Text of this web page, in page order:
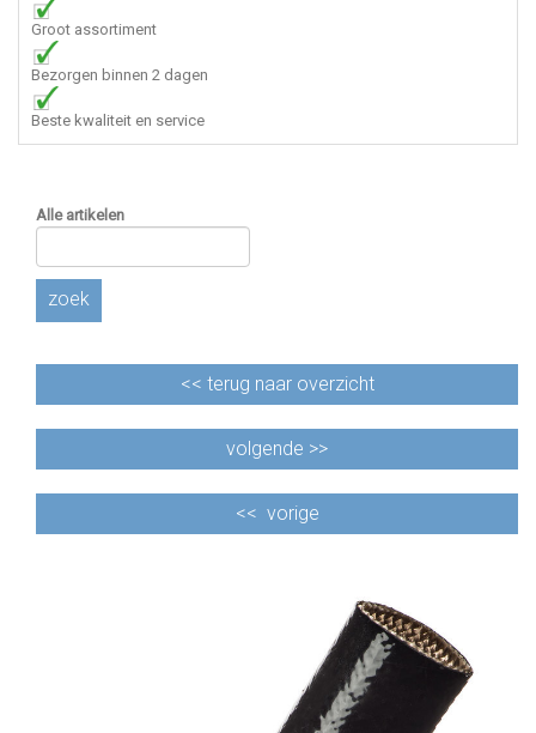
Groot assortiment
Bezorgen binnen 2 dagen
Beste kwaliteit en service
Alle artikelen
zoek
<< terug naar overzicht
volgende >>
<< vorige